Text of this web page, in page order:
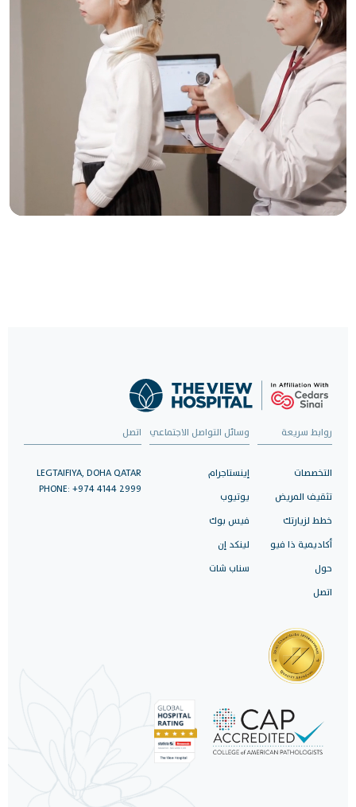
روابط سريعة
التخصصات
تثقيف المريض
خطط لزيارتك
أكاديمية ذا فيو
حول
اتصل
وسائل التواصل الاجتماعي
إينستاجرام
يوتيوب
فيس بوك
لينكد إن
سناب شات
اتصل
LEGTAIFIYA, DOHA QATAR
PHONE: +974 4144 2999